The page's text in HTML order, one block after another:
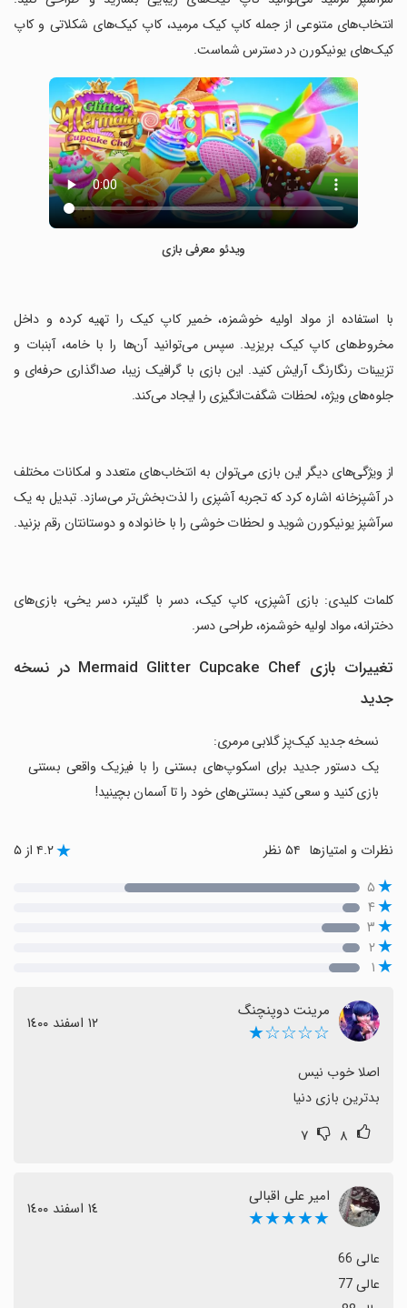
انتخاب‌های متنوعی از جمله کاپ کیک مرمید، کاپ کیک‌های شکلاتی و کاپ
کیک‌های یونیکورن در دسترس شماست.
ویدئو معرفی بازی
‏با استفاده از مواد اولیه خوشمزه، خمیر کاپ کیک را تهیه کرده و داخل
مخروط‌های کاپ کیک بریزید. سپس می‌توانید آن‌ها را با خامه، آبنبات و
تزیینات رنگارنگ آرایش کنید. این بازی با گرافیک زیبا، صداگذاری حرفه‌ای و
جلوه‌های ویژه، لحظات شگفت‌انگیزی را ایجاد می‌کند.
‏از ویژگی‌های دیگر این بازی می‌توان به انتخاب‌های متعدد و امکانات مختلف
در آشپزخانه اشاره کرد که تجربه آشپزی را لذت‌بخش‌تر می‌سازد. تبدیل به یک
سرآشپز یونیکورن شوید و لحظات خوشی را با خانواده و دوستانتان رقم بزنید.
‏کلمات کلیدی: بازی آشپزی، کاپ کیک، دسر با گلیتر، دسر یخی، بازی‌های
دخترانه، مواد اولیه خوشمزه، طراحی دسر.
تغییرات بازی Mermaid Glitter Cupcake Chef در نسخه
جدید
نسخه جدید کیک‌پز گلابی مرمری:
یک دستور جدید برای اسکوپ‌های بستنی را با فیزیک واقعی بستنی
بازی کنید و سعی کنید بستنی‌های خود را تا آسمان بچینید!
نظرات و امتیازها ۴.۲ از ۵
۵
۴
۳
۲
۱
مرینت دوپنچنگ
☆☆☆☆★ ١٢ اسفند ١٤٠٠
بدترین بازی دنیا
۸ ۷
امیر علی اقبالی
★★★★★ ١٤ اسفند ١٤٠٠